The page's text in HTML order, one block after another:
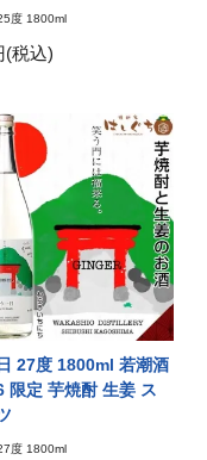
度 1800ml
(税込)
27度 1800ml 若潮酒
限定 芋焼酎 生姜 ス
度 1800ml